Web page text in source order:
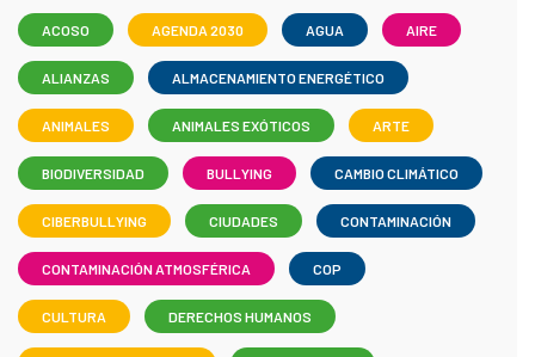
ACOSO AGENDA 2030 AGUA AIRE
ALIANZAS ALMACENAMIENTO ENERGÉTICO
ANIMALES ANIMALES EXÓTICOS ARTE
BIODIVERSIDAD BULLYING CAMBIO CLIMÁTICO
CIBERBULLYING CIUDADES CONTAMINACIÓN
CONTAMINACIÓN ATMOSFÉRICA COP
CULTURA DERECHOS HUMANOS